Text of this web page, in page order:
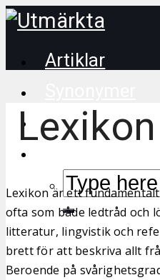
Artiklar
Korsordstips
Lexikon är ett
ofta som både ledtråd och
litteratur, lingvistik och
brett för att beskriva allt
Beroende på